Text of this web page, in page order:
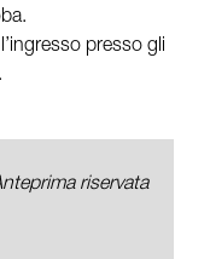
presso gli
riservata